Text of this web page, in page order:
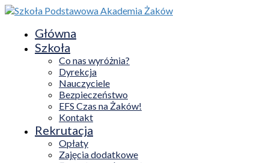
Główna
Szkoła
Co nas wyróżnia?
Dyrekcja
Nauczyciele
Bezpieczeństwo
EFS Czas na Żaków!
Kontakt
Rekrutacja
Opłaty
Zajęcia dodatkowe